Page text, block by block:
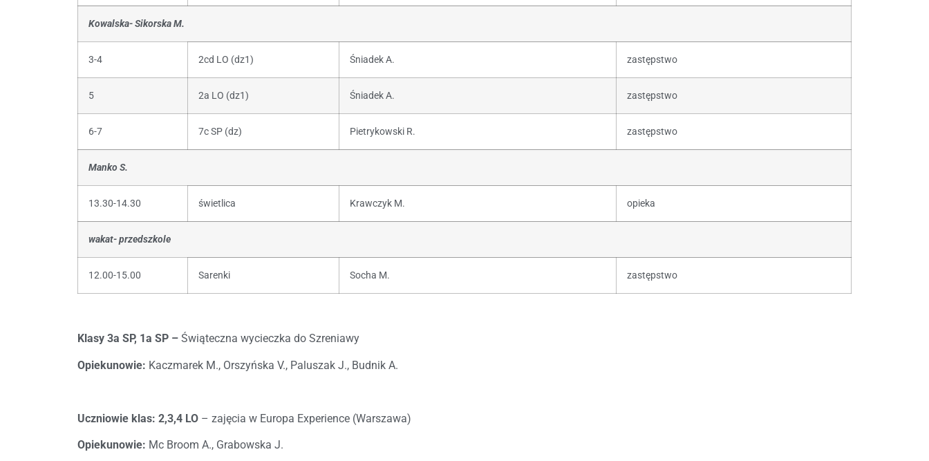
Kowalska- Sikorska M.
3-4 2cd LO (dz1) Śniadek A. zastępstwo
5 2a LO (dz1) Śniadek A. zastępstwo
6-7 7c SP (dz) Pietrykowski R. zastępstwo
Manko S.
13.30-14.30 świetlica Krawczyk M. opieka
wakat- przedszkole
12.00-15.00 Sarenki Socha M. zastępstwo
Klasy 3a SP, 1a SP – Świąteczna wycieczka do Szreniawy
Opiekunowie: Kaczmarek M., Orszyńska V., Paluszak J., Budnik A.
Uczniowie klas: 2,3,4 LO – zajęcia w Europa Experience (Warszawa)
Opiekunowie: Mc Broom A., Grabowska J.